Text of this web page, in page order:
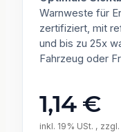
Warnweste für
zertifiziert, mit
und bis zu 25x
Fahrzeug oder
1,14 €
inkl. 19% USt. , zzgl.